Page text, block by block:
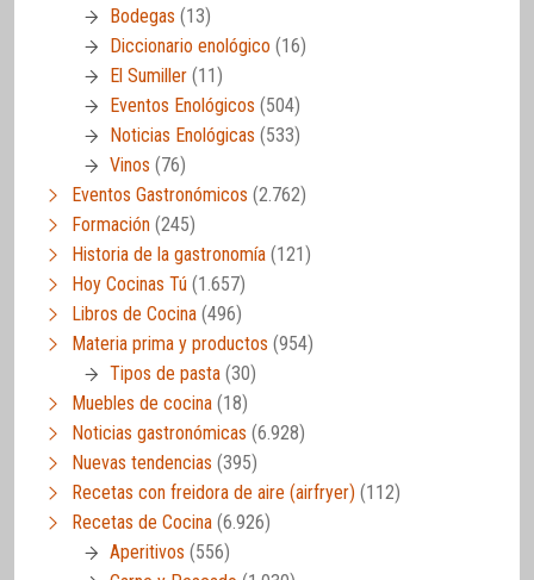
Bodegas (13)
Diccionario enológico (16)
El Sumiller (11)
Eventos Enológicos (504)
Noticias Enológicas (533)
Vinos (76)
Eventos Gastronómicos (2.762)
Formación (245)
Historia de la gastronomía (121)
Hoy Cocinas Tú (1.657)
Libros de Cocina (496)
Materia prima y productos (954)
Tipos de pasta (30)
Muebles de cocina (18)
Noticias gastronómicas (6.928)
Nuevas tendencias (395)
Recetas con freidora de aire (airfryer) (112)
Recetas de Cocina (6.926)
Aperitivos (556)